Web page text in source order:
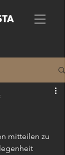
mitteilen zu